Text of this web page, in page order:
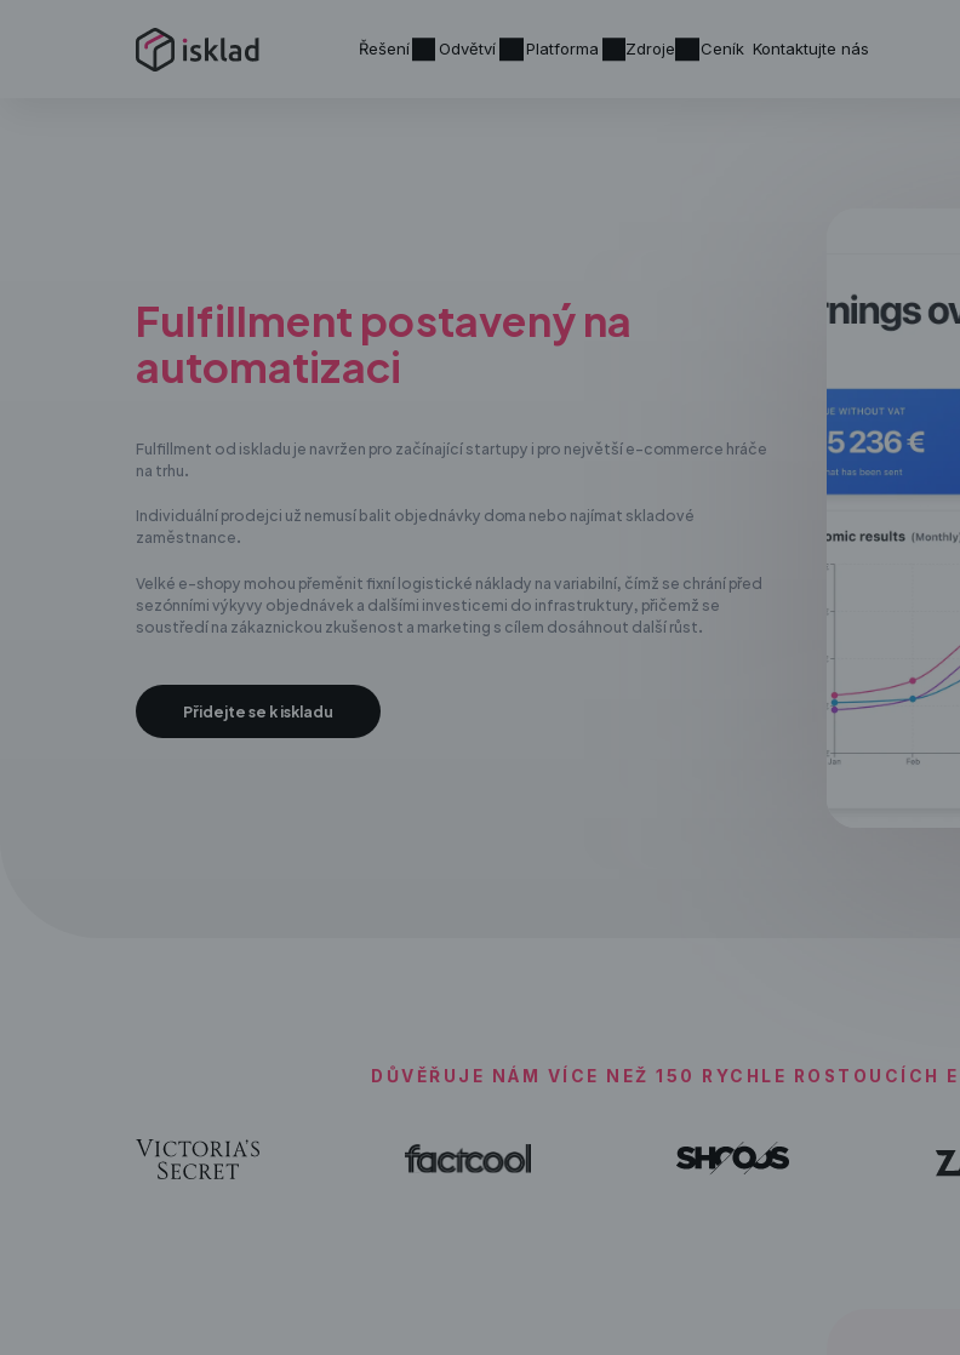
Řešení Odvětví Platforma Zdroje Ceník Kontaktujte nás
Fulfillment postavený na
automatizaci
Fulfillment od iskladu je navržen pro začínající startupy i pro největší e-commerce hráče
na trhu.
Individuální prodejci už nemusí balit objednávky doma nebo najímat skladové
zaměstnance.
Velké e-shopy mohou přeměnit fixní logistické náklady na variabilní, čímž se chrání před
sezónními výkyvy objednávek a dalšími investicemi do infrastruktury, přičemž se
soustředí na zákaznickou zkušenost a marketing s cílem dosáhnout další růst.
Přidejte se k iskladu
DŮVĚŘUJE NÁM VÍCE NEŽ 150 RYCHLE ROSTOUCÍCH